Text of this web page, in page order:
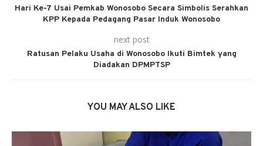
Hari Ke-7 Usai Pemkab Wonosobo Secara Simbolis Serahkan
KPP Kepada Pedagang Pasar Induk Wonosobo
next post
Ratusan Pelaku Usaha di Wonosobo Ikuti Bimtek yang
Diadakan DPMPTSP
YOU MAY ALSO LIKE